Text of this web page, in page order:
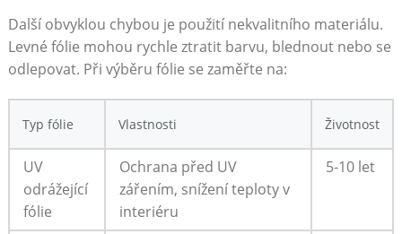
Další obvyklou chybou ​je ‍použití⁢ nekvalitního materiálu.
Levné fólie mohou rychle ztratit barvu, blednout⁢ nebo ‍se
odlepovat. ‌Při výběru fólie se​ zaměřte ​na:
Typ fólie Vlastnosti Životnost
UV
odrážející
fólie
Ochrana před‌ UV
zářením, snížení teploty v
interiéru
5-10‍ let